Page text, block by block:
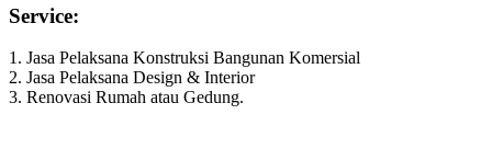
Service:
1. Jasa Pelaksana Konstruksi Bangunan Komersial
2. Jasa Pelaksana Design & Interior
3. Renovasi Rumah atau Gedung.